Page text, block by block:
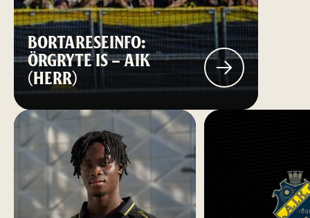
BORTARESEINFO:
ÖRGRYTE IS – AIK
(HERR)